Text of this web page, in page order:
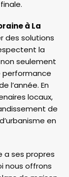
à La
des solutions
la
seulement
performance
l’année. En
locaux,
de
en
a ses propres
nous offrons